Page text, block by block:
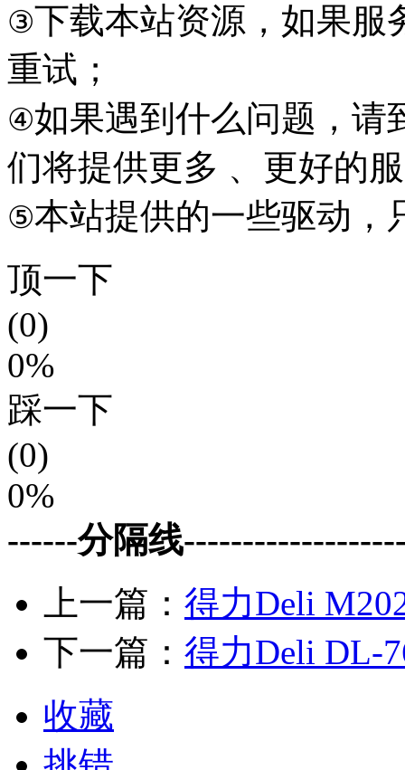
③下载本站资源，如果服
重试；
④如果遇到什么问题，请
们将提供更多 、更好的
⑤本站提供的一些驱动，
顶一下
(0)
0%
踩一下
(0)
0%
------分隔线
上一篇： 得力Deli
下一篇： 得力Deli DL-
收藏